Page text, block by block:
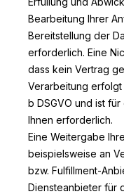
Bearbeitung Ihrer
Bereitstellung der
erforderlich. Eine
dass kein Vertrag
Verarbeitung erfolgt
b DSGVO und ist
Ihnen erforderlich.
Eine Weitergabe
beispielsweise an
bzw. Fulfillment-
Diensteanbieter für